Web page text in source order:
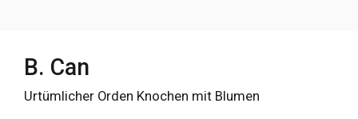
B. Can
Urtümlicher Orden Knochen mit Blumen